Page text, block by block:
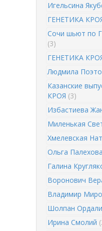
Игельсина
ГЕНЕТИКА
Сочи шьют по
(3)
ГЕНЕТИКА
Людмила
Казанские
КРОЯ (3)
Избастиева
Миленькая
Хмелевская
Ольга Палехова
Галина
Воронович
Владимир
Шолпан
Ирина Смолий